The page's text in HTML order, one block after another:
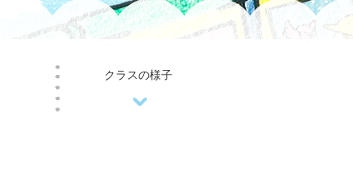
クラスの様子